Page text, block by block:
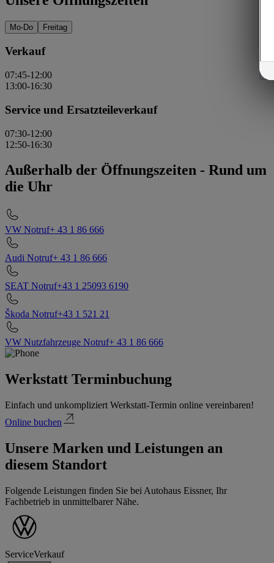
Mo-Do Freitag
Verkauf
07:45-12:00
13:00-16:30
Service und Ersatzteileverkauf
07:30-12:00
12:50-16:30
Außerhalb der Öffnungszeiten - Rund um
die Uhr
VW Notruf+ 43 1 86 666
Audi Notruf+ 43 1 86 666
SEAT Notruf+43 1 25093 6190
Škoda Notruf+43 1 521 21
VW Nutzfahrzeuge Notruf+ 43 1 86 666
Werkstatt Terminbuchung
Einfach und unkompliziert Werkstatt-Termin online vereinbaren!
Online buchen
Unsere Marken und Leistungen an
diesem Standort
Folgende Leistungen finden Sie bei Autohaus Eissner, Ihr
Fachbetrieb in unmittelbarer Nähe.
ServiceVerkauf